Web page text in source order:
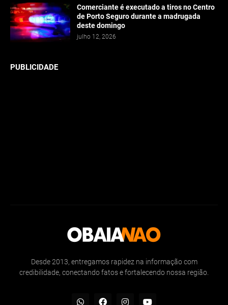
Comerciante é executado a tiros no Centro
de Porto Seguro durante a madrugada
deste domingo
julho 12, 2026
PUBLICIDADE
Desde 2013, entregamos rapidez na informação com
credibilidade, conectando fatos e fortalecendo nossa região.